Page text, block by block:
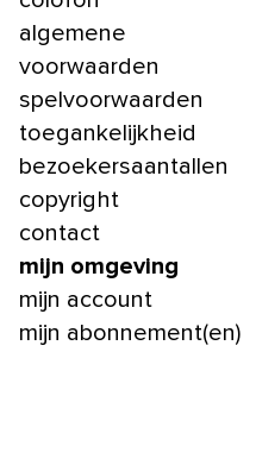
algemene
voorwaarden
spelvoorwaarden
toegankelijkheid
bezoekersaantallen
copyright
contact
mijn omgeving
mijn account
mijn abonnement(en)